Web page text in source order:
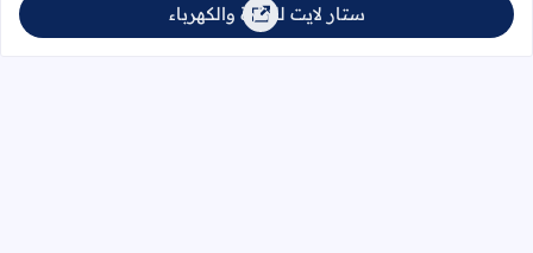
ستار لايت للإنارة والكهرباء